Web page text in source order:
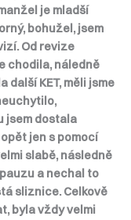
je mladší
bohužel, jsem
Od revize
chodila, náledně
další KET, měli jsme
jsem dostala
jen s pomocí
slabě, následně
a nechal to
sliznice. Celkově
byla vždy velmi